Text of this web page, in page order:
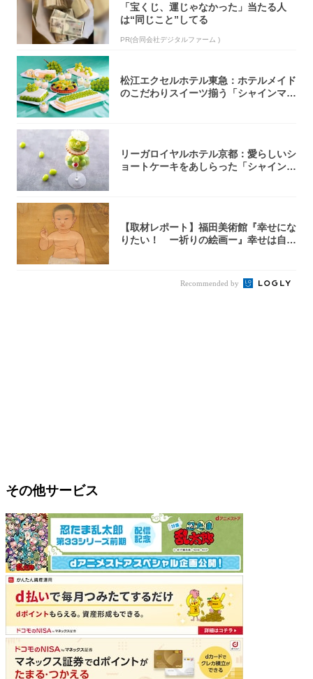
「宝くじ、運じゃなかった」当たる人
は“同じこと”してる
PR(合同会社デジタルファーム )
松江エクセルホテル東急：ホテルメイド
のこだわりスイーツ揃う「シャインマス
リーガロイヤルホテル京都：愛らしいシ
ョートケーキをあしらった「シャインマ
【取材レポート】福田美術館『幸せにな
りたい！ ー祈りの絵画ー』幸せは自力
Recommended by
その他サービス